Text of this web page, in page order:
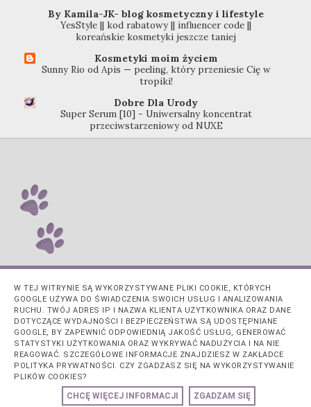
By Kamila-JK- blog kosmetyczny i lifestyle
YesStyle || kod rabatowy || influencer code ||
koreańskie kosmetyki jeszcze taniej
Kosmetyki moim życiem
Sunny Rio od Apis — peeling, który przeniesie Cię w
tropiki!
Dobre Dla Urody
Super Serum [10] - Uniwersalny koncentrat
przeciwstarzeniowy od NUXE
Obsługiwane przez usługę
W TEJ WITRYNIE SĄ WYKORZYSTYWANE PLIKI COOKIE, KTÓRYCH
GOOGLE UŻYWA DO ŚWIADCZENIA SWOICH USŁUG I ANALIZOWANIA
RUCHU. TWÓJ ADRES IP I NAZWA KLIENTA UŻYTKOWNIKA ORAZ DANE
DOTYCZĄCE WYDAJNOŚCI I BEZPIECZEŃSTWA SĄ UDOSTĘPNIANE
GOOGLE, BY ZAPEWNIĆ ODPOWIEDNIĄ JAKOŚĆ USŁUG, GENEROWAĆ
STATYSTYKI UŻYTKOWANIA ORAZ WYKRYWAĆ NADUŻYCIA I NA NIE
REAGOWAĆ. SZCZEGÓŁOWE INFORMACJE ZNAJDZIESZ W ZAKŁADCE
POLITYKA PRYWATNOŚCI. CZY ZGADZASZ SIĘ NA WYKORZYSTYWANIE
PLIKÓW COOKIES?
CHCĘ WIĘCEJ INFORMACJI ZGADZAM SIĘ